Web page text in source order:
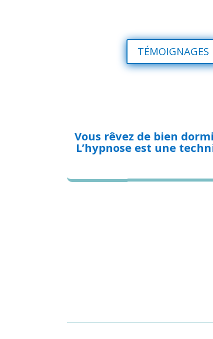
TÉMOIGNAGES
Vous rêvez de bien
L’hypnose est une